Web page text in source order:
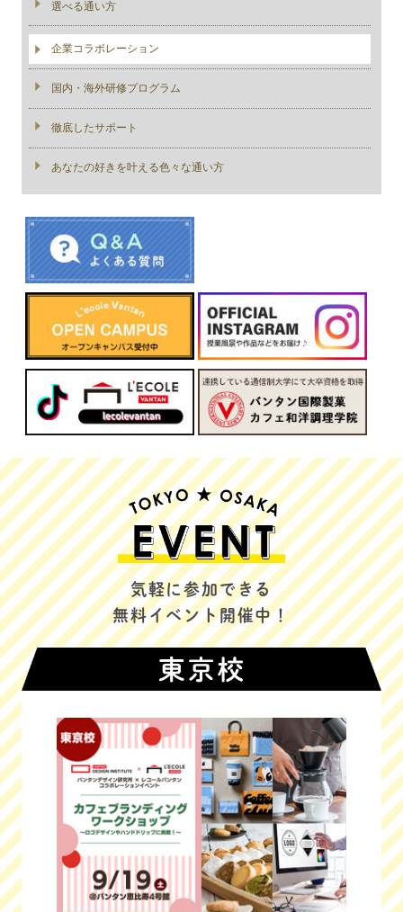
選べる通い方
企業コラボレーション
国内・海外研修プログラム
徹底したサポート
あなたの好きを叶える⾊々な通い⽅
気軽に参加できる
無料イベント開催中！